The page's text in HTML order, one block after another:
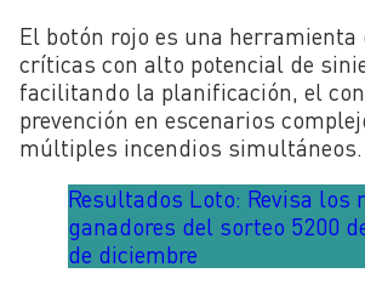
El botón rojo es una herramienta
críticas con alto potencial de
facilitando la planificación, el
prevención en escenarios
múltiples incendios simultáneos.
Resultados Loto: Revisa los
ganadores del sorteo 5200
de diciembre